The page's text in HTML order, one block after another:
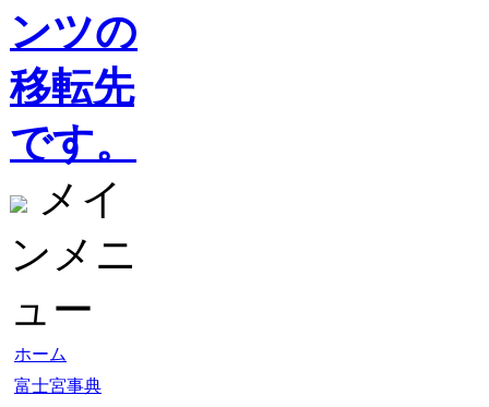
ンツの
移転先
です。
メイ
ンメニ
ュー
ホーム
富士宮事典